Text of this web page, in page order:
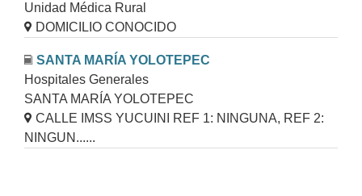
Unidad Médica Rural
DOMICILIO CONOCIDO
SANTA MARÍA YOLOTEPEC
Hospitales Generales
SANTA MARÍA YOLOTEPEC
CALLE IMSS YUCUINI REF 1: NINGUNA, REF 2:
NINGUN......